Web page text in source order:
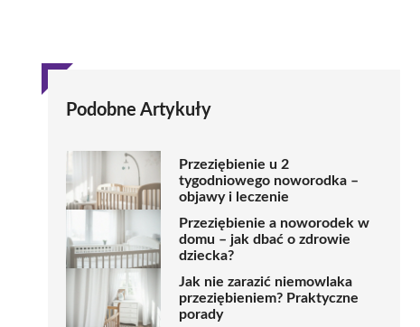
Podobne Artykuły
Przeziębienie u 2
tygodniowego noworodka –
objawy i leczenie
Przeziębienie a noworodek w
domu – jak dbać o zdrowie
dziecka?
Jak nie zarazić niemowlaka
przeziębieniem? Praktyczne
porady